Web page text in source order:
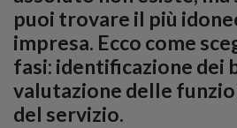
puoi trovare il più
impresa. Ecco come
fasi: identificazione dei
valutazione delle
del servizio.